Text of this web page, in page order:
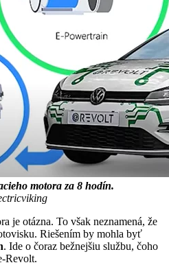
motora za 8 hodín.
je otázna. To však neznamená, že
Riešením by mohla byť
. Ide o čoraz bežnejšiu službu, čoho
Revolt.